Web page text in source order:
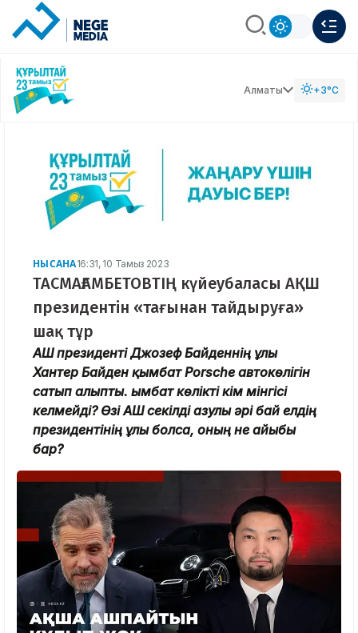
Алматы +3°C
НЫСАНА16:31, 10 Тамыз 2023
ТАСМАҒАМБЕТОВТІҢ күйеубаласы АҚШ
президентін «тағынан тайдыруға»
шақ тұр
АҚШ президенті Джозеф Байденнің ұлы
Хантер Байден қымбат Porsche автокөлігін
сатып алыпты. Қымбат көлікті кім мінгісі
келмейді? Өзі АҚШ секілді азулы әрі бай елдің
президентінің ұлы болса, оның не айыбы
бар?